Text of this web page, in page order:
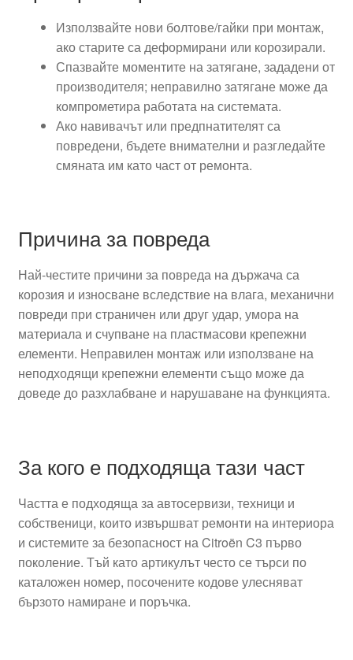
Използвайте нови болтове/гайки при монтаж,
ако старите са деформирани или корозирали.
Спазвайте моментите на затягане, зададени от
производителя; неправилно затягане може да
компрометира работата на системата.
Ако навивачът или предпнатителят са
повредени, бъдете внимателни и разгледайте
смяната им като част от ремонта.
Причина за повреда
Най-честите причини за повреда на държача са
корозия и износване вследствие на влага, механични
повреди при страничен или друг удар, умора на
материала и счупване на пластмасови крепежни
елементи. Неправилен монтаж или използване на
неподходящи крепежни елементи също може да
доведе до разхлабване и нарушаване на функцията.
За кого е подходяща тази част
Частта е подходяща за автосервизи, техници и
собственици, които извършват ремонти на интериора
и системите за безопасност на Citroën C3 първо
поколение. Тъй като артикулът често се търси по
каталожен номер, посочените кодове улесняват
бързото намиране и поръчка.